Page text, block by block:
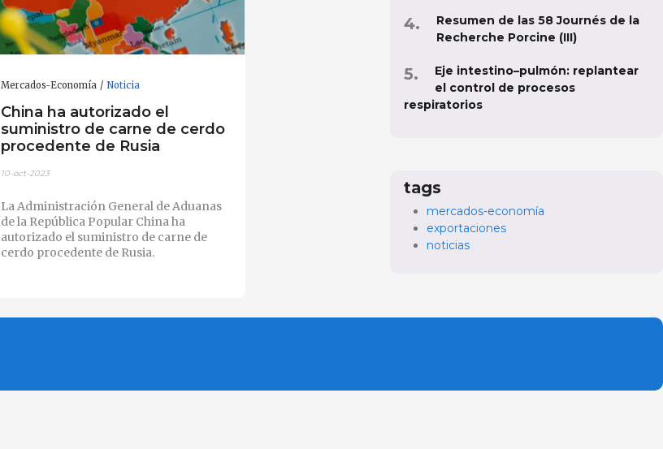
Mercados-Economía Noticia
China ha autorizado el
suministro de carne de cerdo
procedente de Rusia
10-oct-2023
La Administración General de Aduanas
de la República Popular China ha
autorizado el suministro de carne de
cerdo procedente de Rusia.
Resumen de las 58 Journés de la
Recherche Porcine (III)
Eje intestino–pulmón: replantear
el control de procesos
respiratorios
tags
mercados-economía
exportaciones
noticias